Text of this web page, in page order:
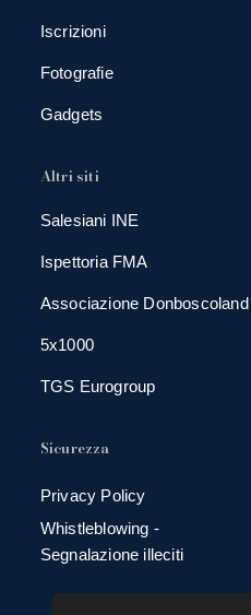
Iscrizioni
Fotografie
Gadgets
Altri siti
Salesiani INE
Ispettoria FMA
Associazione Donboscoland
5x1000
TGS Eurogroup
Sicurezza
Privacy Policy
Whistleblowing -
Segnalazione illeciti